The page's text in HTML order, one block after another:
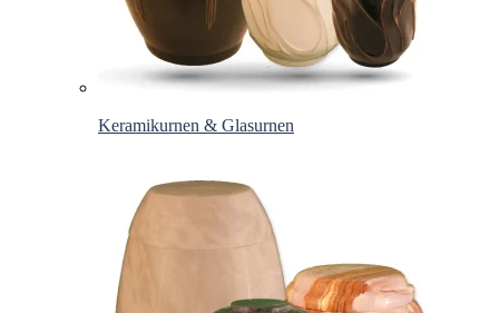
Keramikurnen & Glasurnen